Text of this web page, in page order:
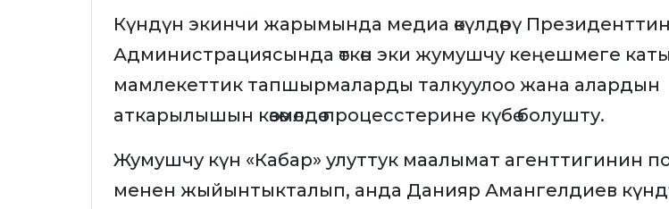
Күндүн экинчи жарымында медиа өкүлдөрү Президенттин
Администрациясында өткөн эки жумушчу кеңешмеге
мамлекеттик тапшырмаларды талкуулоо жана алардын
аткарылышын көзөмөлдөө процесстерине күбө болушту.
Жумушчу күн «Кабар» улуттук маалымат агенттигинин
менен жыйынтыкталып, анда Данияр Амангелдиев